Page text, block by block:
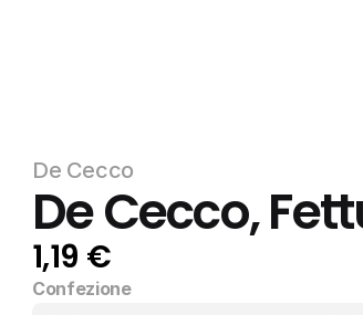
De Cecco
De Cecco,
1,19 €
Confezione